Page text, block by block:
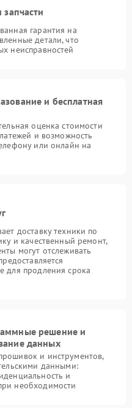
гарантия на
детали, что
неисправностей
и бесплатная
оценка стоимости
и возможность
или онлайн на
доставку техники по
и качественный ремонт,
могут отслеживать
для продления срока
решение и
данных
и инструментов,
данными:
и
необходимости